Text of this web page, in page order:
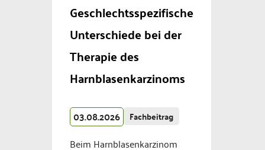
Geschlechtsspezifische
Unterschiede bei der
Therapie des
Harnblasenkarzinoms
03.08.2026 Fachbeitrag
Beim Harnblasenkarzinom